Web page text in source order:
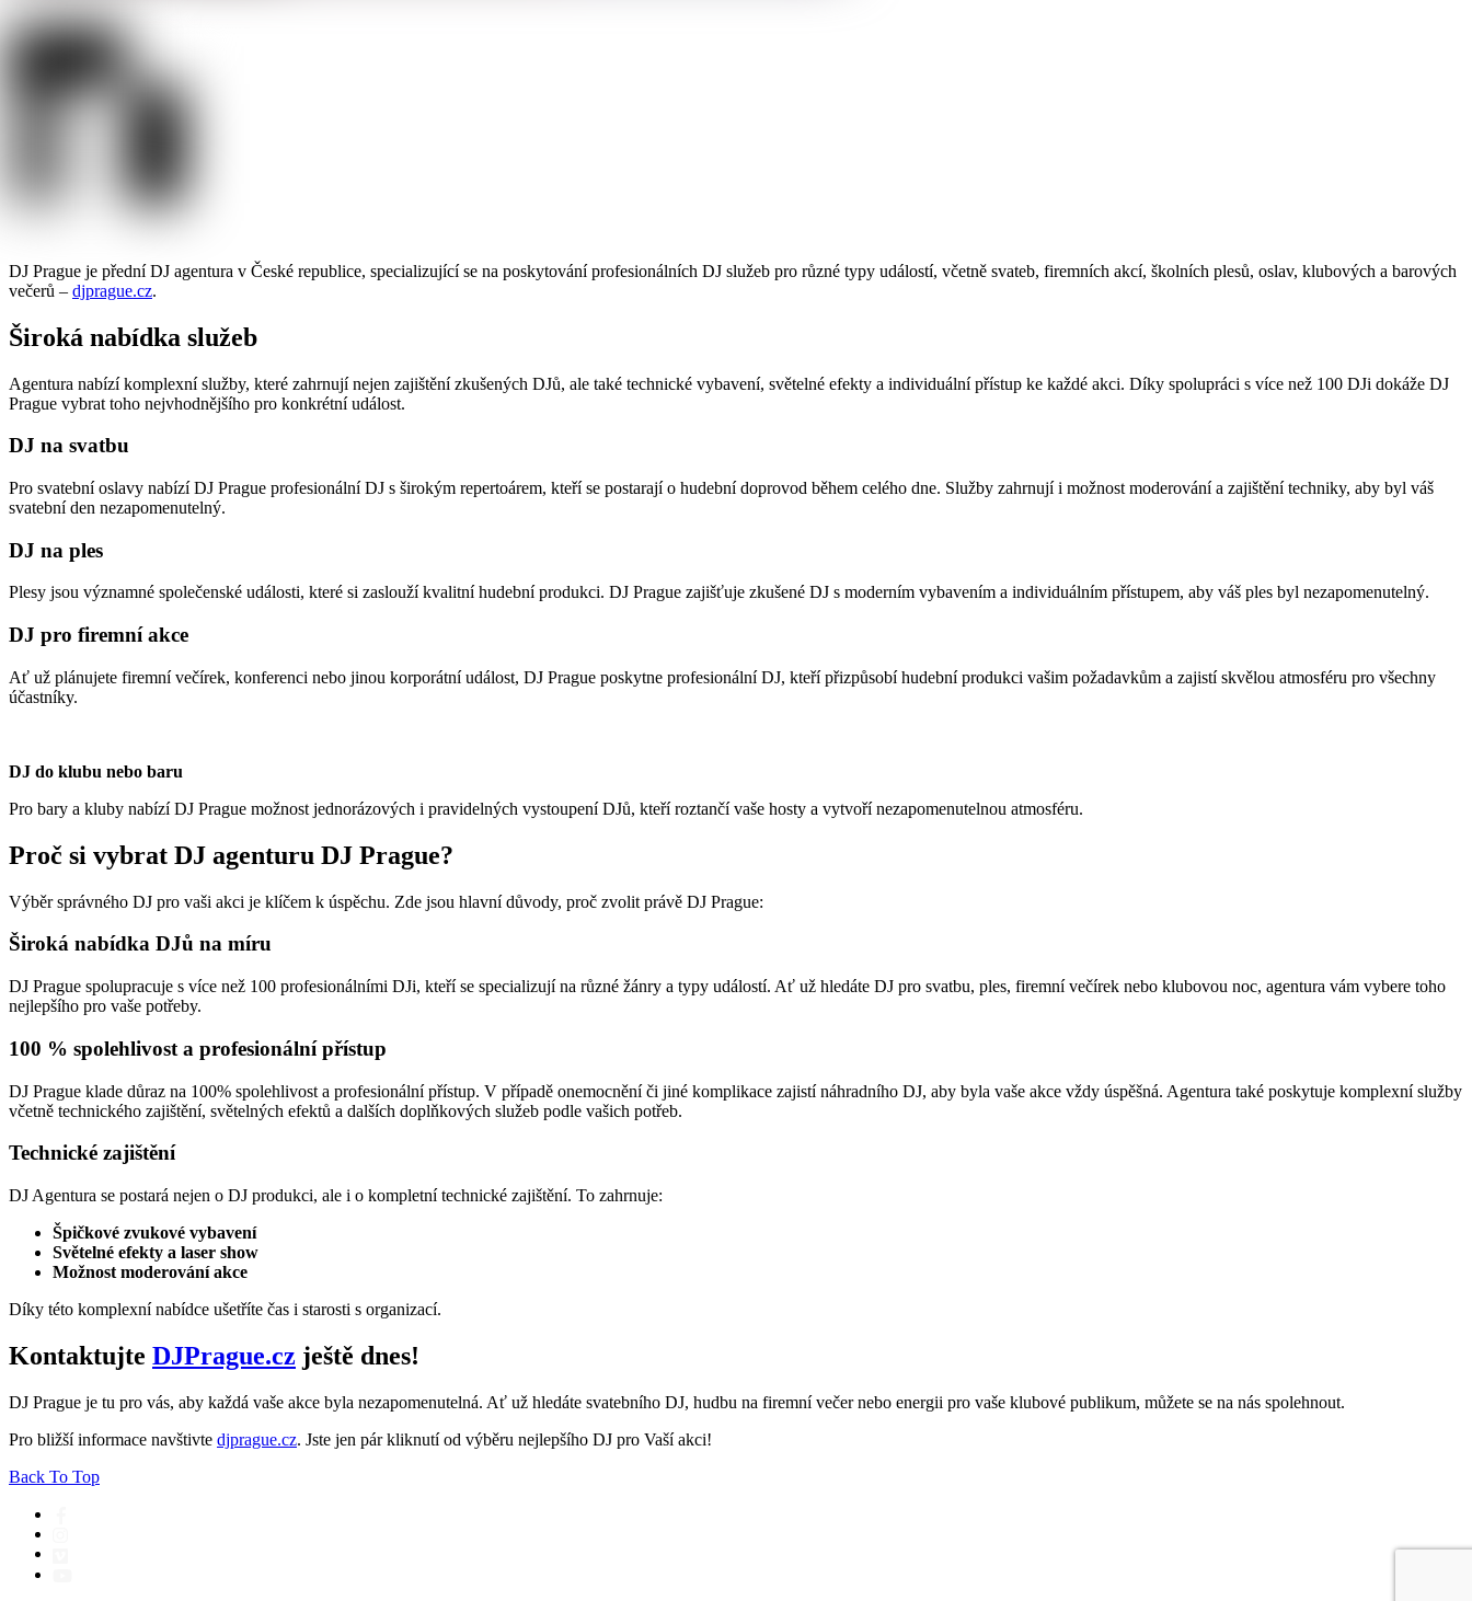
DJ Prague je přední DJ agentura v České republice, specializující se na poskytování profesionálních DJ služeb pro různé typy událostí, včetně svateb, firemních akcí, školních plesů, oslav, klubových a barových
večerů – djprague.cz.
Široká nabídka služeb
Agentura nabízí komplexní služby, které zahrnují nejen zajištění zkušených DJů, ale také technické vybavení, světelné efekty a individuální přístup ke každé akci. Díky spolupráci s více než 100 DJi dokáže DJ
Prague vybrat toho nejvhodnějšího pro konkrétní událost.
DJ na svatbu
Pro svatební oslavy nabízí DJ Prague profesionální DJ s širokým repertoárem, kteří se postarají o hudební doprovod během celého dne. Služby zahrnují i možnost moderování a zajištění techniky, aby byl váš
svatební den nezapomenutelný.
DJ na ples
Plesy jsou významné společenské události, které si zaslouží kvalitní hudební produkci. DJ Prague zajišťuje zkušené DJ s moderním vybavením a individuálním přístupem, aby váš ples byl nezapomenutelný.
DJ pro firemní akce
Ať už plánujete firemní večírek, konferenci nebo jinou korporátní událost, DJ Prague poskytne profesionální DJ, kteří přizpůsobí hudební produkci vašim požadavkům a zajistí skvělou atmosféru pro všechny
účastníky.
DJ do klubu nebo baru
Pro bary a kluby nabízí DJ Prague možnost jednorázových i pravidelných vystoupení DJů, kteří roztančí vaše hosty a vytvoří nezapomenutelnou atmosféru.
Proč si vybrat DJ agenturu DJ Prague?
Výběr správného DJ pro vaši akci je klíčem k úspěchu. Zde jsou hlavní důvody, proč zvolit právě DJ Prague:
Široká nabídka DJů na míru
DJ Prague spolupracuje s více než 100 profesionálními DJi, kteří se specializují na různé žánry a typy událostí. Ať už hledáte DJ pro svatbu, ples, firemní večírek nebo klubovou noc, agentura vám vybere toho
nejlepšího pro vaše potřeby.
100 % spolehlivost a profesionální přístup
DJ Prague klade důraz na 100% spolehlivost a profesionální přístup. V případě onemocnění či jiné komplikace zajistí náhradního DJ, aby byla vaše akce vždy úspěšná. Agentura také poskytuje komplexní služby
včetně technického zajištění, světelných efektů a dalších doplňkových služeb podle vašich potřeb.
Technické zajištění
DJ Agentura se postará nejen o DJ produkci, ale i o kompletní technické zajištění. To zahrnuje:
Špičkové zvukové vybavení
Světelné efekty a laser show
Možnost moderování akce
Díky této komplexní nabídce ušetříte čas i starosti s organizací.
Kontaktujte DJPrague.cz ještě dnes!
DJ Prague je tu pro vás, aby každá vaše akce byla nezapomenutelná. Ať už hledáte svatebního DJ, hudbu na firemní večer nebo energii pro vaše klubové publikum, můžete se na nás spolehnout.
Pro bližší informace navštivte djprague.cz. Jste jen pár kliknutí od výběru nejlepšího DJ pro Vaší akci!
Back To Top